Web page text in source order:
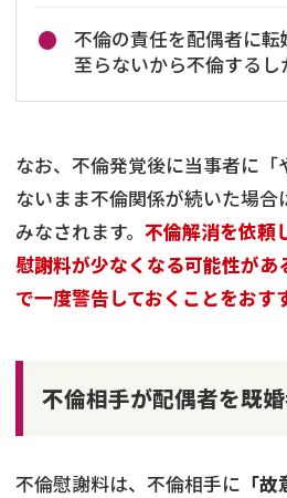
不倫の責任を配偶者に
至らないから不倫するし
なお、不倫発覚後に当事者に「
ないまま不倫関係が続いた場合
みなされます。 不倫解消を依頼
慰謝料が少なくなる可能性があ
で一度警告しておくことをおす
不倫相手が配偶者を既
不倫慰謝料は、不倫相手に 「故